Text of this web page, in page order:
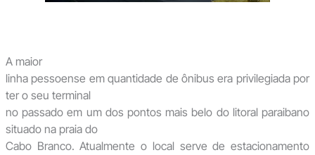
A maior
linha pessoense em quantidade de ônibus era privilegiada por
ter o seu terminal
no passado em um dos pontos mais belo do litoral paraibano
situado na praia do
Cabo Branco. Atualmente o local serve de estacionamento